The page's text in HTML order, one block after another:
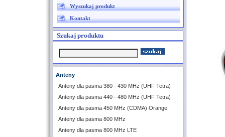
Wyszukaj produkt
Kontakt
Szukaj produktu
Anteny
Anteny dla pasma 380 - 430 MHz (UHF Tetra)
Anteny dla pasma 440 - 480 MHz (UHF Tetra)
Anteny dla pasma 450 MHz (CDMA) Orange
Anteny dla pasma 800 MHz
Anteny dla pasma 800 MHz LTE